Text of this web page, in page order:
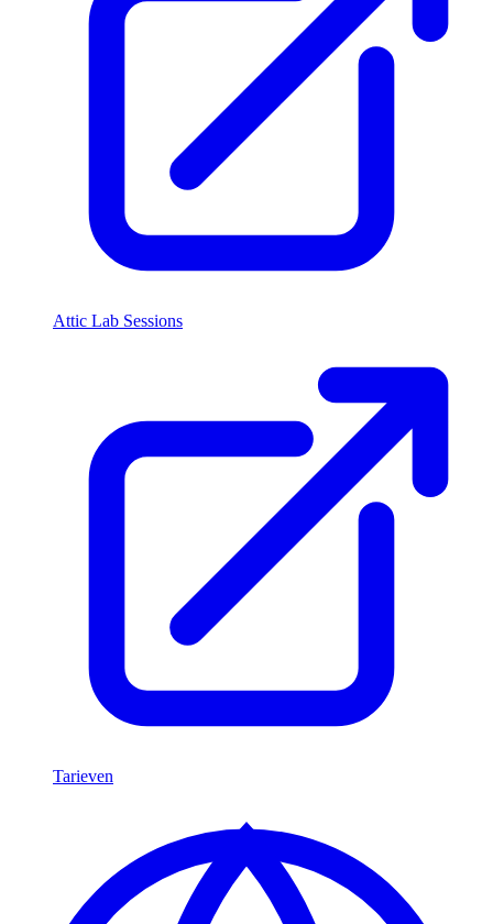
Attic Lab Sessions
Tarieven